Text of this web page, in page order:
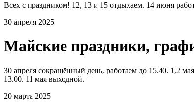
Всех с праздником! 12, 13 и 15 отдыхаем. 14 июня
30 апреля 2025
Майские праздники,
30 апреля сокращённый день, работаем до 15.40. 1,2
13.00. 11 мая выходной.
20 марта 2025